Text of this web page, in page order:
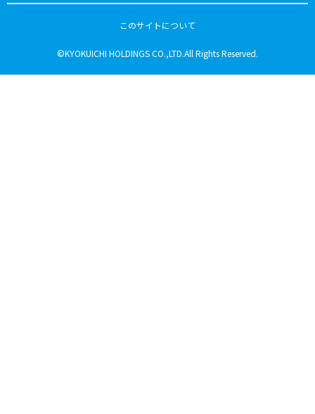
このサイトについて
©KYOKUICHI HOLDINGS CO.,LTD.All Rights Reserved.